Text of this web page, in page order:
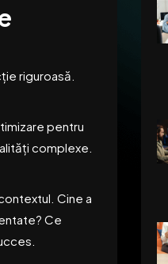
riguroasă.
pentru
complexe.
Cine a
Ce